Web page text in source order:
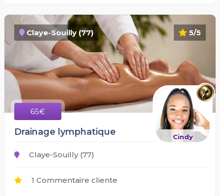
5/5
Claye-Souilly (77)
65€
Cindy
Drainage lymphatique
Claye-Souilly (77)
1 Commentaire cliente